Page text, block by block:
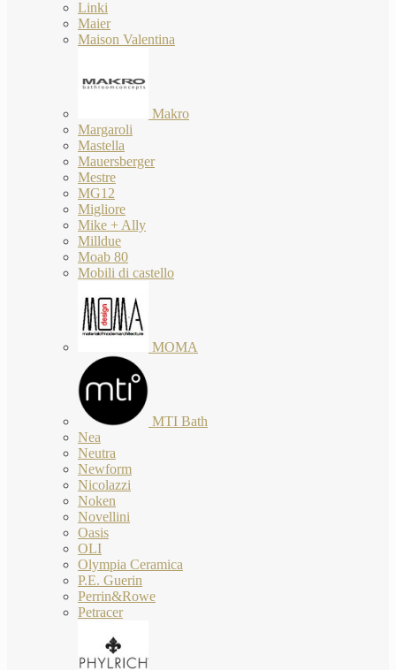
Linki
Maier
Maison Valentina
Makro
Margaroli
Mastella
Mauersberger
Mestre
MG12
Migliore
Mike + Ally
Milldue
Moab 80
Mobili di castello
MOMA
MTI Bath
Nea
Neutra
Newform
Nicolazzi
Noken
Novellini
Oasis
OLI
Olympia Ceramica
P.E. Guerin
Perrin&Rowe
Petracer